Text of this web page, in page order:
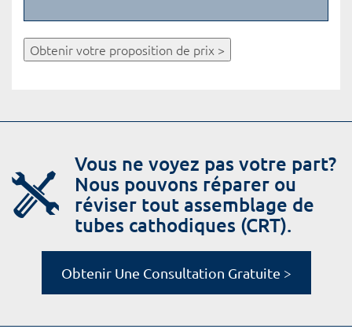
Obtenir votre proposition de prix >
Vous ne voyez pas votre part?
Nous pouvons réparer ou
réviser tout assemblage de
tubes cathodiques (CRT).
Obtenir Une Consultation Gratuite >